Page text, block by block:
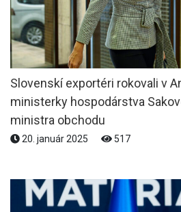
Slovenskí exportéri rokovali v
ministerky hospodárstva
ministra obchodu
20. január 2025 517